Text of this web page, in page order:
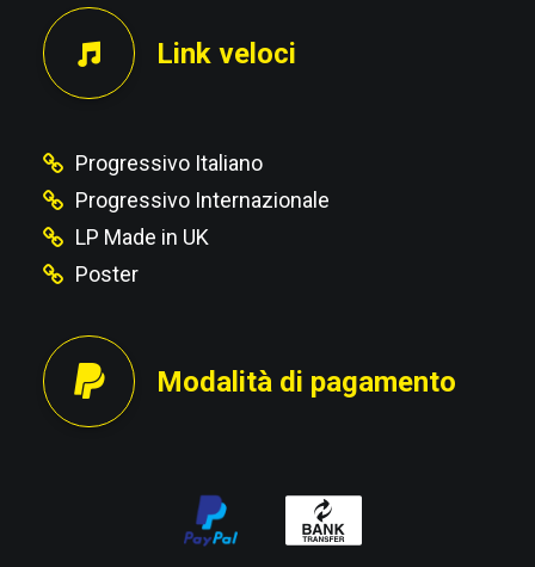
Link veloci
Progressivo Italiano
Progressivo Internazionale
LP Made in UK
Poster
Modalità di pagamento